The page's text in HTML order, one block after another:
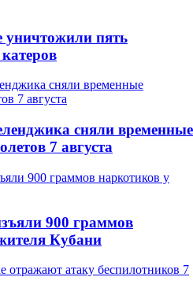
пять
сняли временные
7 августа
900 граммов
Кубани